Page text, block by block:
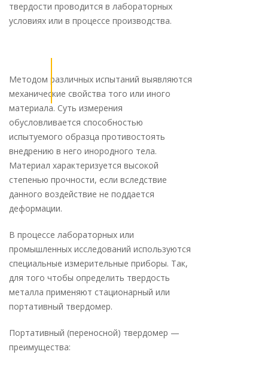
твердости проводится в лабораторных
условиях или в процессе производства.
Методом различных испытаний выявляются
механические свойства того или иного
материала. Суть измерения
обусловливается способностью
испытуемого образца противостоять
внедрению в него инородного тела.
Материал характеризуется высокой
степенью прочности, если вследствие
данного воздействие не поддается
деформации.
В процессе лабораторных или
промышленных исследований используются
специальные измерительные приборы. Так,
для того чтобы определить твердость
металла применяют стационарный или
портативный твердомер.
Портативный (переносной) твердомер —
преимущества: